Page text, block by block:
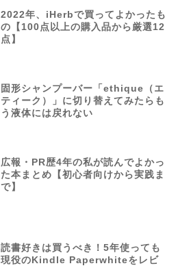
2022年、iHerbで買ってよかったも
の【100点以上の購入品から厳選12
点】
固形シャンプーバー「ethique（エ
ティーク）」に切り替えてみたらも
う液体には戻れない
広報・PR歴4年の私が読んでよかっ
た本まとめ【初心者向けから実践ま
で】
読書好きは買うべき！5年使っても
現役のKindle Paperwhiteをレビ